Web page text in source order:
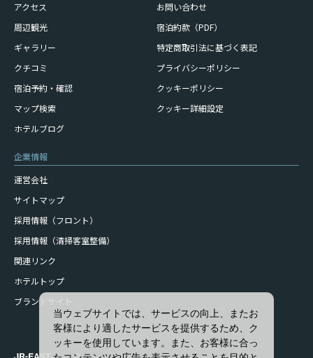
アクセス
周辺観光
ギャラリー
クチコミ
宿泊予約・確認
マップ検索
ホテルブログ
お問い合わせ
宿泊約款（PDF）
特定商取引法に基づく表記
プライバシーポリシー
クッキーポリシー
クッキー詳細設定
企業情報
運営会社
サイトマップ
採用情報（フロント）
採用情報（清掃客室整備）
関連リンク
ホテルトップ
ブランドサイト
当ウェブサイトでは、サービスの向上、またお
客様により適したサービスを提供するため、ク
ッキーを使用しています。また、お客様に合っ